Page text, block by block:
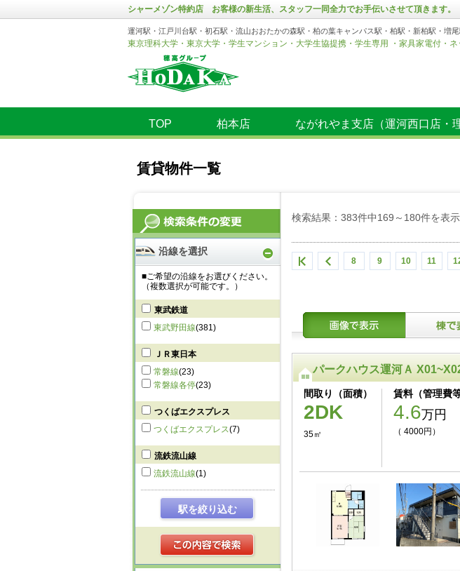
沿線を選択
■ご希望の沿線をお選びください。
（複数選択が可能です。）
東武鉄道
東武野田線(381)
ＪＲ東日本
常磐線(23)
常磐線各停(23)
つくばエクスプレス
つくばエクスプレス(7)
流鉄流山線
流鉄流山線(1)
駅を絞り込む
シャーメゾン特約店 お客様の新生活、スタッフ一同全力でお手伝いさせて頂きます。
運河駅・江戸川台駅・初石駅・流山おおたかの森駅・柏の葉キャンパス駅・柏駅・新柏駅・増
東京理科大学・東京大学・学生マンション・大学生協提携・学生専用 ・家具家電付・
TOP 柏本店 ながれやま支店（運河西口店・
賃貸物件一覧
検索結果：383件中169～180件を表
8 9 10 11
パークハウス運河Ａ
間取り（面積）
2DK
35㎡
賃料（管理費等
4.6万円
（ 4000円）